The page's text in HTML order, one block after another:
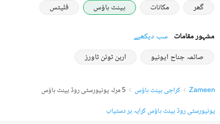
گھر
مکانات پینٹ ہاؤس فلیٹس
مشہور مقامات سب دیکھیے
صائمہ جناح ایونیو
اربن ٹوئن ٹاورز
Zameen کراچی پینٹ ہاؤس
5 مرلہ یونیورسٹی روڈ پینٹ ہاؤس
یونیورسٹی روڈ پینٹ ہاؤس کرایہ پر دستیاب